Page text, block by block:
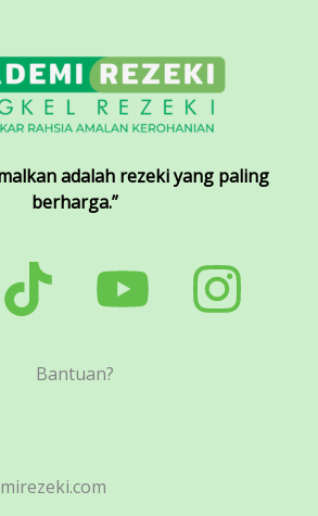
adalah rezeki yang paling
berharga.”
Bantuan?